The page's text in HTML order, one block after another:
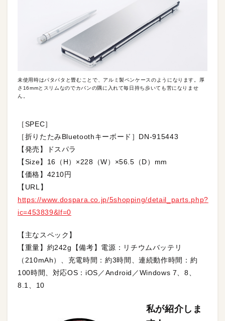
未使用時はパタパタと畳むことで、アルミ製ペンケースのようになります。厚
さ16mmとスリムなのでカバンの隅に入れて毎日持ち歩いても苦になりませ
ん。
［SPEC］
［折りたたみBluetoothキーボード］DN-915443
【発売】ドスパラ
【Size】16（H）×228（W）×56.5（D）mm
【価格】4210円
【URL】
https://www.dospara.co.jp/5shopping/detail_parts.php?
ic=453839&lf=0
【主なスペック】
【重量】約242g【備考】電源：リチウムバッテリ
（210mAh）、充電時間：約3時間、連続動作時間：約
100時間、対応OS：iOS／Android／Windows 7、8、
8.1、10
私が紹介しま